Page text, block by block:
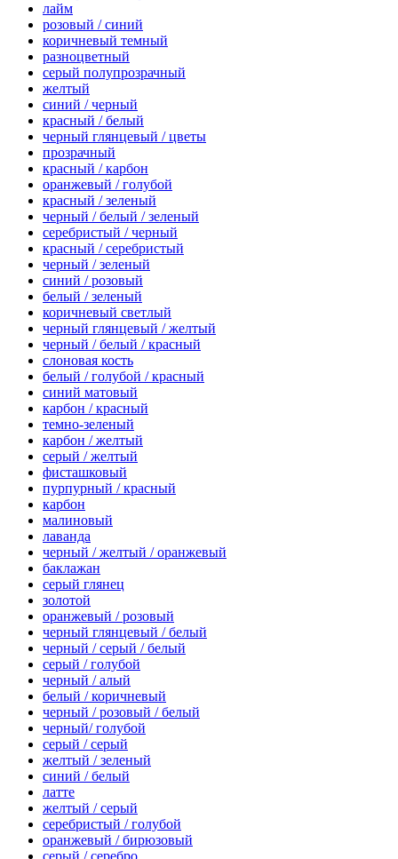
лайм
розовый / синий
коричневый темный
разноцветный
серый полупрозрачный
желтый
синий / черный
красный / белый
черный глянцевый / цветы
прозрачный
красный / карбон
оранжевый / голубой
красный / зеленый
черный / белый / зеленый
серебристый / черный
красный / серебристый
черный / зеленый
синий / розовый
белый / зеленый
коричневый светлый
черный глянцевый / желтый
черный / белый / красный
слоновая кость
белый / голубой / красный
синий матовый
карбон / красный
темно-зеленый
карбон / желтый
серый / желтый
фисташковый
пурпурный / красный
карбон
малиновый
лаванда
черный / желтый / оранжевый
баклажан
серый глянец
золотой
оранжевый / розовый
черный глянцевый / белый
черный / серый / белый
серый / голубой
черный / алый
белый / коричневый
черный / розовый / белый
черный/ голубой
серый / серый
желтый / зеленый
синий / белый
латте
желтый / серый
серебристый / голубой
оранжевый / бирюзовый
серый / серебро